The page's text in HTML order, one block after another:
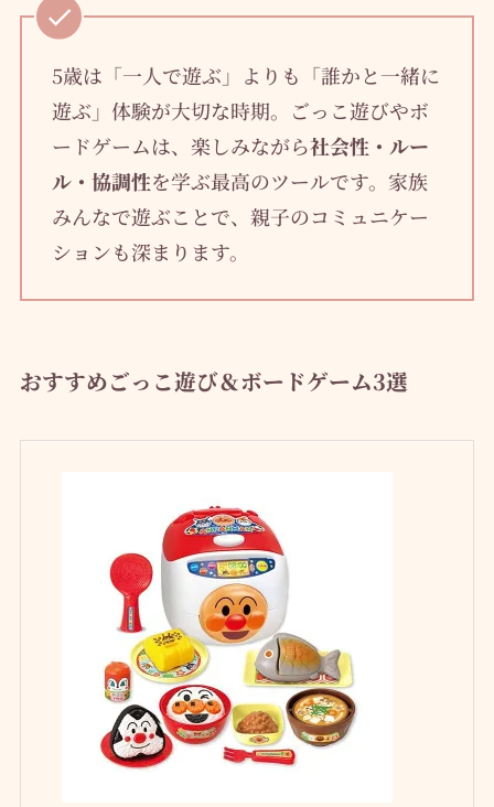
5歳は「一人で遊ぶ」よりも「誰かと一緒に
遊ぶ」体験が大切な時期。ごっこ遊びやボ
ードゲームは、楽しみながら社会性・ルー
ル・協調性を学ぶ最高のツールです。家族
みんなで遊ぶことで、親子のコミュニケー
ションも深まります。
おすすめごっこ遊び＆ボードゲーム3選